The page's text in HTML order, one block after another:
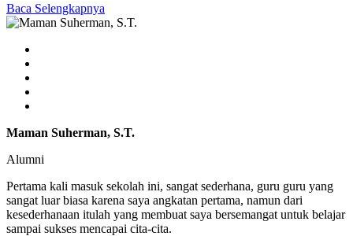
Baca Selengkapnya
Maman Suherman, S.T.
Alumni
Pertama kali masuk sekolah ini, sangat sederhana, guru guru yang
sangat luar biasa karena saya angkatan pertama, namun dari
kesederhanaan itulah yang membuat saya bersemangat untuk belajar
sampai sukses mencapai cita-cita.